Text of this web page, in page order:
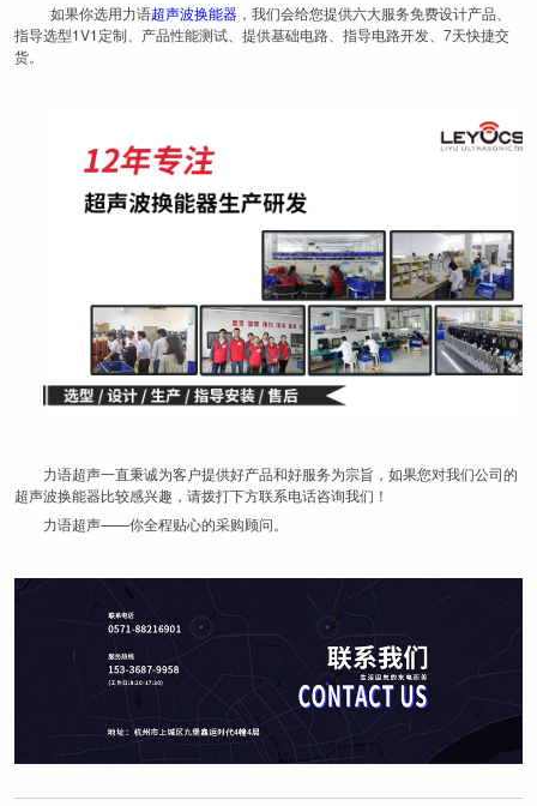
如果你选用力语超声波换能器，我们会给您提供六大服务免费设计产品、
指导选型1V1定制、产品性能测试、提供基础电路、指导电路开发、7天快捷交
货。
力语超声一直秉诚为客户提供好产品和好服务为宗旨，如果您对我们公司的
超声波换能器比较感兴趣，请拨打下方联系电话咨询我们！
力语超声——你全程贴心的采购顾问。